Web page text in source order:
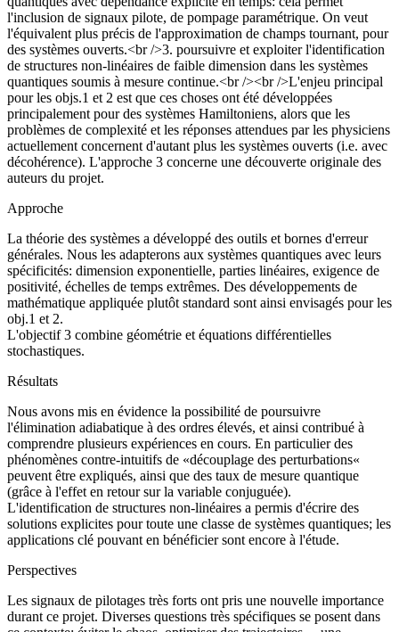
l'inclusion de signaux pilote, de pompage paramétrique. On veut
l'équivalent plus précis de l'approximation de champs tournant, pour
des systèmes ouverts.<br />3. poursuivre et exploiter l'identification
de structures non-linéaires de faible dimension dans les systèmes
quantiques soumis à mesure continue.<br /><br />L'enjeu principal
pour les objs.1 et 2 est que ces choses ont été développées
principalement pour des systèmes Hamiltoniens, alors que les
problèmes de complexité et les réponses attendues par les physiciens
actuellement concernent d'autant plus les systèmes ouverts (i.e. avec
décohérence). L'approche 3 concerne une découverte originale des
auteurs du projet.
Approche
La théorie des systèmes a développé des outils et bornes d'erreur
générales. Nous les adapterons aux systèmes quantiques avec leurs
spécificités: dimension exponentielle, parties linéaires, exigence de
positivité, échelles de temps extrêmes. Des développements de
mathématique appliquée plutôt standard sont ainsi envisagés pour les
obj.1 et 2.
L'objectif 3 combine géométrie et équations différentielles
stochastiques.
Résultats
Nous avons mis en évidence la possibilité de poursuivre
l'élimination adiabatique à des ordres élevés, et ainsi contribué à
comprendre plusieurs expériences en cours. En particulier des
phénomènes contre-intuitifs de «découplage des perturbations«
peuvent être expliqués, ainsi que des taux de mesure quantique
(grâce à l'effet en retour sur la variable conjuguée).
L'identification de structures non-linéaires a permis d'écrire des
solutions explicites pour toute une classe de systèmes quantiques; les
applications clé pouvant en bénéficier sont encore à l'étude.
Perspectives
Les signaux de pilotages très forts ont pris une nouvelle importance
durant ce projet. Diverses questions très spécifiques se posent dans